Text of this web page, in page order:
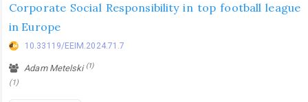
Corporate Social Responsibility in top football league
in Europe
10.33119/EEIM.2024.71.7
Adam Metelski (1)
(1)